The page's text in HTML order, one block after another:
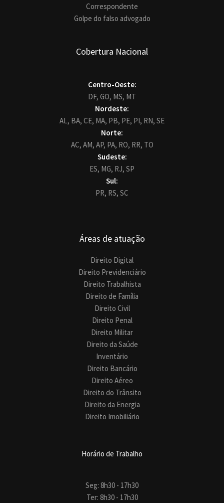
Correspondente
Golpe do falso advogado
Cobertura Nacional
Centro-Oeste:
DF, GO, MS, MT
Nordeste:
AL, BA, CE, MA, PB, PE, PI, RN, SE
Norte:
AC, AM, AP, PA, RO, RR, TO
Sudeste:
ES, MG, RJ, SP
Sul:
PR, RS, SC
Áreas de atuação
Direito Digital
Direito Previdenciário
Direito Trabalhista
Direito de Família
Direito Civil
Direito Penal
Direito Militar
Direito da Saúde
Inventário
Direito Bancário
Direito Aéreo
Direito do Trânsito
Direito da Energia
Direito Imobiliário
Horário de Trabalho
Seg: 8h30 - 17h30
Ter: 8h30 - 17h30